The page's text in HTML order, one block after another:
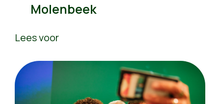
Molenbeek
Lees voor